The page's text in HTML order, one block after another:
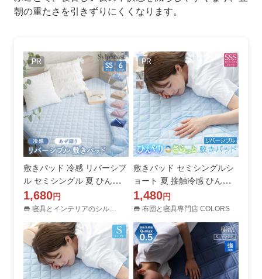
朝の重たさを引きずりにくくなります。
PR
敷きパッド 冷感 リバーシブ
ル セミシングル 夏 ひんやり
洗える あぜ織 オールシーズ
ン クール ベッドパッド
1,680円
寝具とインテリアのシルフィーズ
PR
敷きパッド セミシングルシ
ョート 夏 接触冷感 ひんやり
素材とさらっと素材 リバー
シブル 80×180cm 抗菌防臭
1,480円
布団と寝具専門店 COLORS